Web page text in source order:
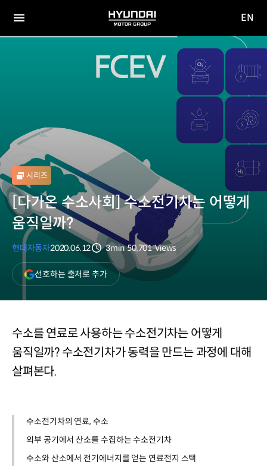
전체
HYUNDAI
MOTOR
사이
EN
시리즈
[다가온 수소사회] 수소전기차는 어떻게
움직일까?
현대자동차2020.06.12
분량
3min
조회수
50,701 Views
선호하는 출처로 추가(새
창
열림)
수소를 연료로 사용하는 수소전기차는 어떻게
움직일까? 수소전기차가 동력을 만드는 과정에 대해
살펴본다.
수소전기차의 연료, 수소
외부 공기에서 산소를 수집하는 수소전기차
수소와 산소에서 전기에너지를 얻는 연료전지 스택